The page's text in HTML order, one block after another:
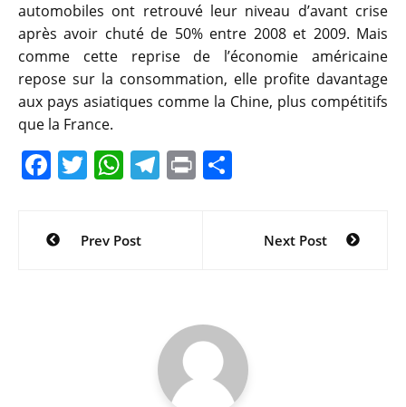
automobiles ont retrouvé leur niveau d’avant crise
après avoir chuté de 50% entre 2008 et 2009. Mais
comme cette reprise de l’économie américaine
repose sur la consommation, elle profite davantage
aux pays asiatiques comme la Chine, plus compétitifs
que la France.
F
c
e
T
er
W
s
T Pr
Navigation
Prev Post Next Post